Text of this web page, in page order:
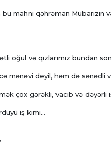
bu mahnı qəhrəman Mübarizin
oğul və qızlarımız bundan
mənəvi deyil, həm də sənədli
çox gərəkli, vacib və dəyərli
iş kimi…